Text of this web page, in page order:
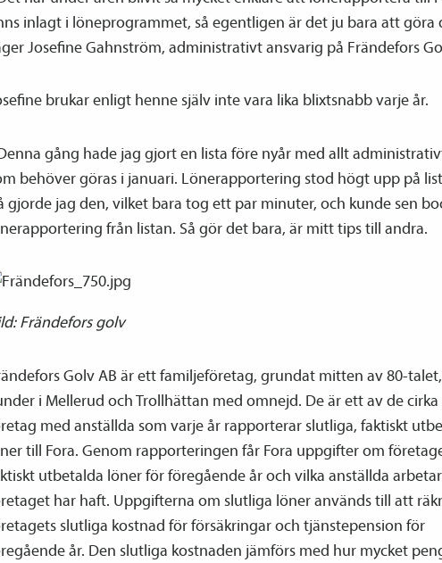
inlagt i löneprogrammet, så egentligen är det ju bara att göra
Josefine Gahnström, administrativt ansvarig på Frändefors
brukar enligt henne själv inte vara lika blixtsnabb varje år.
gång hade jag gjort en lista före nyår med allt
behöver göras i januari. Löne­­rapportering stod högt upp på
gjorde jag den, vilket bara tog ett par minuter, och kunde sen
från listan. Så gör det bara, är mitt tips till andra.
Frändefors golv
Golv AB är ett familjeföretag, grundat mitten av 80-
i Mellerud och Trollhättan med omnejd. De är ett av de cirka
med anställda som varje år rapporterar slutliga, faktiskt
till Fora. Genom rapporteringen får Fora uppgifter om
utbetalda löner för föregående år och vilka anställda
har haft. Uppgifterna om slutliga löner används till att
slutliga kostnad för försäkringar och tjänste­pension för
år. Den slutliga kostnaden jämförs med hur mycket